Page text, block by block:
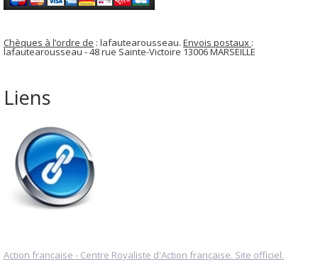
Chèques à l’ordre de : lafautearousseau. Envois postaux :
lafautearousseau - 48 rue Sainte-Victoire 13006 MARSEILLE
Liens
Action française - Centre Royaliste d'Action française. Site officiel.